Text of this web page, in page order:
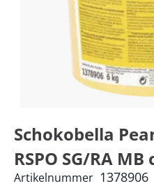
Schokobella
RSPO SG/RA MB
Artikelnummer 1378906